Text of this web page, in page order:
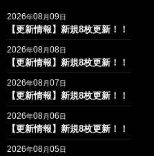
2026年08月09日
【更新情報】新規8枚更新！！
2026年08月08日
【更新情報】新規8枚更新！！
2026年08月07日
【更新情報】新規8枚更新！！
2026年08月06日
【更新情報】新規8枚更新！！
2026年08月05日